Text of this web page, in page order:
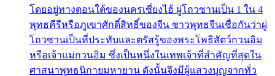
โดยอยู่ทางตอนใต้ของนครเซี่ยงไฮ้ ผู่โถวซานเป็น 1 ใน 4
พุทธคีรีหรือภูเขาศักดิ์สิทธิ์ของจีน ชาวพุทธจีนเชื่อกันว่าผู่
โถวซานเป็นที่ประทับและตรัสรู้ของพระโพธิสัตว์กวนอิม
หรือเจ้าแม่กวนอิม ซึ่งเป็นหนึ่งในเทพเจ้าที่สำคัญที่สุดใน
ศาสนาพุทธนิกายมหายาน ดังนั้นจึงมีผู้แสวงบุญจากทั่ว